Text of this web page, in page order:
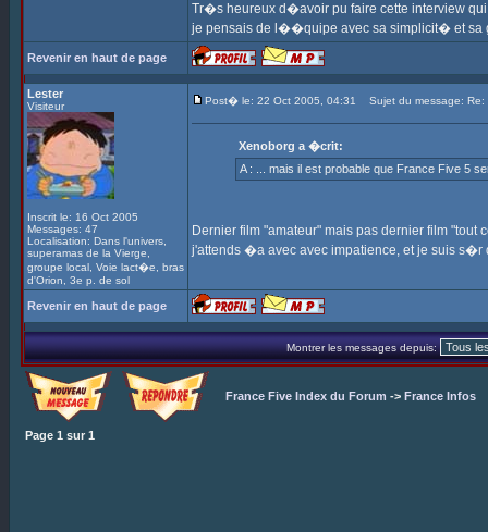
Tr�s heureux d�avoir pu faire cette interview
je pensais de l��quipe avec sa simplicit� et
Revenir en haut de page
Lester
Visiteur
Inscrit le: 16 Oct 2005
Messages: 47
Localisation: Dans l'univers,
superamas de la Vierge,
groupe local, Voie lact�e, bras
d'Orion, 3e p. de sol
Post� le: 22 Oct 2005, 04:31 Sujet du message: Re:
Xenoborg a �crit:
A : ... mais il est probable que France Five 5
Dernier film "amateur" mais pas dernier film "tout
j'attends �a avec avec impatience, et je suis
Revenir en haut de page
Montrer les messages depuis:
France Five Index du Forum -> France Infos
Page 1 sur 1